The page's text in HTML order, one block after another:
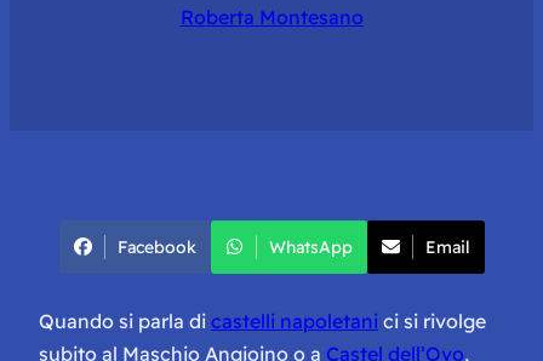
Roberta Montesano
Facebook WhatsApp Email
Quando si parla di castelli napoletani ci si rivolge
subito al Maschio Angioino o a Castel dell’Ovo,